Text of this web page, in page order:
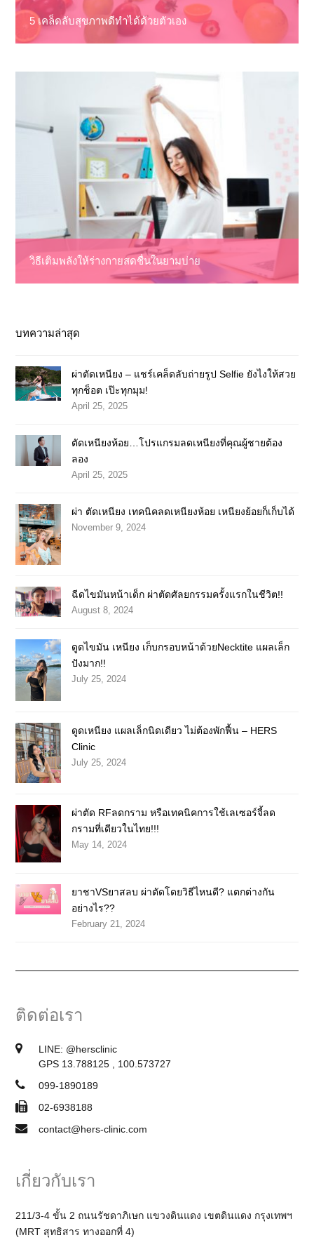
5 เคล็ดลับสุขภาพดีทำได้ด้วยตัวเอง
วิธีเติมพลังให้ร่างกายสดชื่นในยามบ่าย
บทความล่าสุด
ผ่าตัดเหนียง – แชร์เคล็ดลับถ่ายรูป Selfie ยังไงให้สวย
ทุกช็อต เป๊ะทุกมุม!
April 25, 2025
ตัดเหนียงห้อย…โปรแกรมลดเหนียงที่คุณผู้ชายต้อง
ลอง
April 25, 2025
ผ่า ตัดเหนียง เทคนิคลดเหนียงห้อย เหนียงย้อยก็เก็บได้
November 9, 2024
ฉีดไขมันหน้าเด็ก ผ่าตัดศัลยกรรมครั้งแรกในชีวิต!!
August 8, 2024
ดูดไขมัน เหนียง เก็บกรอบหน้าด้วยNecktite แผลเล็ก
ปังมาก!!
July 25, 2024
ดูดเหนียง แผลเล็กนิดเดียว ไม่ต้องพักฟื้น – HERS
Clinic
July 25, 2024
ผ่าตัด RFลดกราม หรือเทคนิคการใช้เลเซอร์จี้ลด
กรามที่เดียวในไทย!!!
May 14, 2024
ยาชาVSยาสลบ ผ่าตัดโดยวิธีไหนดี? แตกต่างกัน
อย่างไร??
February 21, 2024
ติดต่อเรา
LINE: @hersclinic
GPS 13.788125 , 100.573727
099-1890189
02-6938188
contact@hers-clinic.com
เกี่ยวกับเรา
211/3-4 ขั้น 2 ถนนรัชดาภิเษก แขวงดินแดง เขตดินแดง กรุงเทพฯ
(MRT สุทธิสาร ทางออกที่ 4)